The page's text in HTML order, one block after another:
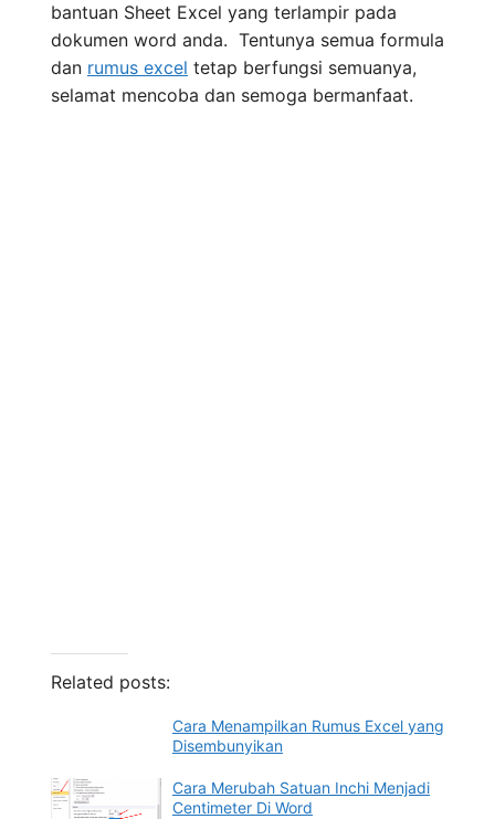
bantuan Sheet Excel yang terlampir pada
dokumen word anda. Tentunya semua formula
dan rumus excel tetap berfungsi semuanya,
selamat mencoba dan semoga bermanfaat.
Related posts:
Cara Menampilkan Rumus Excel yang
Disembunyikan
Cara Merubah Satuan Inchi Menjadi
Centimeter Di Word